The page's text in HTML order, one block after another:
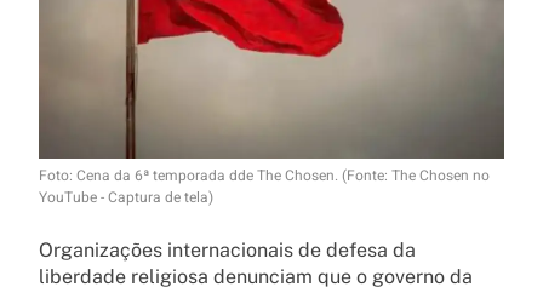
Foto: Cena da 6ª temporada dde The Chosen. (Fonte: The Chosen no
YouTube - Captura de tela)
Organizações internacionais de defesa da
liberdade religiosa denunciam que o governo da